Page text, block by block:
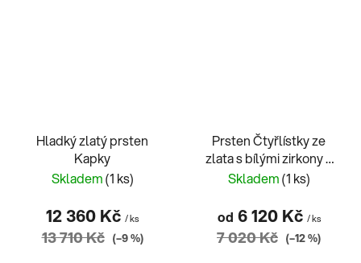
Hladký zlatý prsten
Kapky
Skladem(1 ks)
12 360 Kč / ks
13 710 Kč (–9 %)
Prsten Čtyřlístky ze
zlata s bílými zirkony 2
varianty
Skladem(1 ks)
od 6 120 Kč / ks
7 020 Kč (–12 %)